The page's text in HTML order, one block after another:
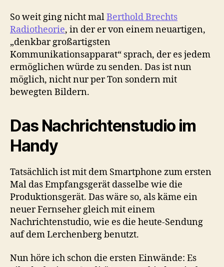
So weit ging nicht malBerthold Brechts
Radiotheorie, in der er von einem neuartigen,
„denkbar großartigsten
Kommunikationsapparat“ sprach, der es jedem
ermöglichen würde zu senden. Das ist nun
möglich, nicht nur per Ton sondern mit
bewegten Bildern.
Das Nachrichtenstudio im
Handy
Tatsächlich ist mit dem Smartphone zum ersten
Mal das Empfangsgerät dasselbe wie die
Produktionsgerät. Das wäre so, als käme ein
neuer Fernseher gleich mit einem
Nachrichtenstudio, wie es die heute-Sendung
auf dem Lerchenberg benutzt.
Nun höre ich schon die ersten Einwände: Es